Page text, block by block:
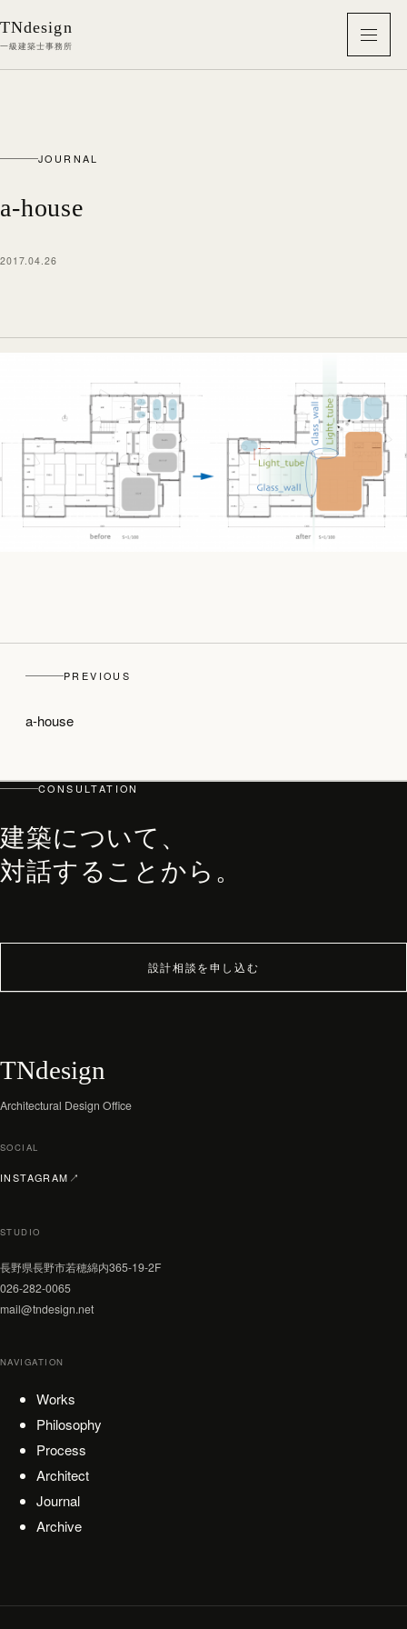
TNdesign
一級建築士事務所
top
ARCHITECT
WORKS
メニ
JOURNAL
a-house
2017.04.26
PREVIOUS
a-house
CONSULTATION
建築について、
対話することから。
設計相談を申し込む
TNdesign
Architectural Design Office
SOCIAL
INSTAGRAM ↗
（新しいタブで開く）
STUDIO
長野県長野市若穂綿内365-19-2F
026-282-0065
mail@tndesign.net
NAVIGATION
Works
Philosophy
Process
Architect
Journal
Archive